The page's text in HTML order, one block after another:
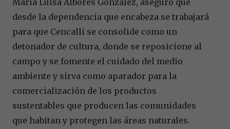
desde la dependencia que encabeza se trabajará
para que Cencalli se consolide como un
detonador de cultura, donde se reposicione al
campo y se fomente el cuidado del medio
ambiente y sirva como aparador para la
comercialización de los productos
sustentables que producen las comunidades
que habitan y protegen las áreas naturales.